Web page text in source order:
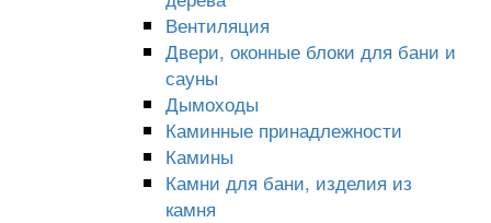
Вентиляция
Двери, оконные блоки для бани и
сауны
Дымоходы
Каминные принадлежности
Камины
Камни для бани, изделия из
камня